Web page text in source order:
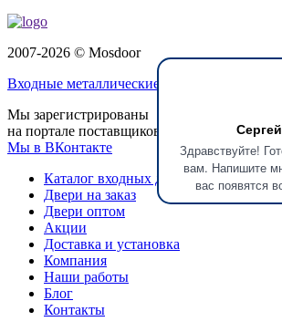
Сергей
Здравствуйте!
вам. Напишите
вас появятся
2007-2026 © Mosdoor
Входные металлические двери
Мы зарегистрированы
на портале поставщиков
Мы в ВКонтакте
Каталог входных дверей
Двери на заказ
Двери оптом
Акции
Доставка и установка
Компания
Наши работы
Блог
Контакты